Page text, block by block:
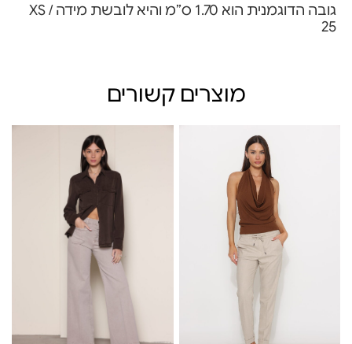
גובה הדוגמנית הוא 1.70 ס”מ והיא לובשת מידה XS /
25
מוצרים קשורים